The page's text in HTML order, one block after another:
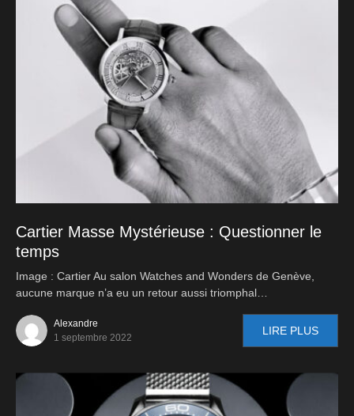
Cartier Masse Mystérieuse : Questionner le
temps
Image : Cartier Au salon Watches and Wonders de Genève,
aucune marque n’a eu un retour aussi triomphal…
Alexandre
1 septembre 2022
LIRE PLUS